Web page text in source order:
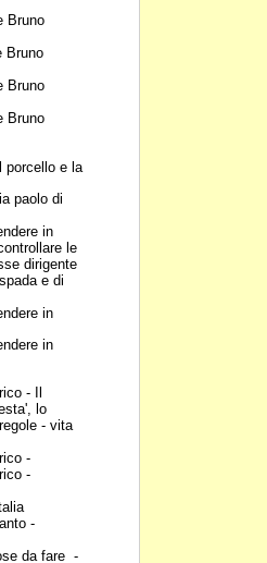
Bruno
Bruno
Bruno
Bruno
porcello e la
paolo di
in
le
dirigente
e di
in
in
- Il
lo
- vita
-
-
-
da fare -